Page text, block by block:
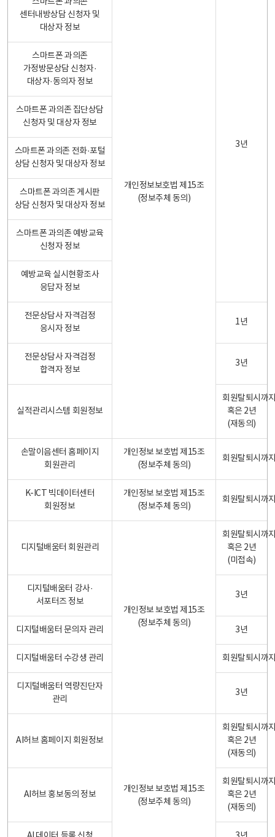
개인정보보호법 제15조
(정보주체 동의)
센터내방상담 신청자 및
대상자 정보
3년
스마트폰 과의존
가정방문상담 신청자·
대상자·동의자 정보
스마트폰 과의존 집단상담
신청자 및 대상자 정보
스마트폰 과의존 전화·포털
상담 신청자 및 대상자 정보
스마트폰 과의존 게시판
상담 신청자 및 대상자 정보
스마트폰 과의존 예방교육
신청자 정보
예방교육 실시현황조사
응답자 정보
전문상담사 자격검정
응시자 정보
1년
전문상담사 자격검정
합격자 정보
3년
실적관리시스템 회원정보
회원탈퇴시까
혹은 2년
(재동의)
손말이음센터 홈페이지
회원관리
개인정보 보호법 제15조
(정보주체 동의)
회원탈퇴시까
K-ICT 빅데이터센터
회원정보
개인정보 보호법 제15조
(정보주체 동의)
회원탈퇴시까
디지털배움터 회원관리
개인정보 보호법 제15조
(정보주체 동의)
회원탈퇴시까
혹은 2년
(미접속)
디지털배움터 강사·
서포터즈 정보
3년
디지털배움터 문의자 관리 3년
디지털배움터 수강생 관리 회원탈퇴시까
디지털배움터 역량진단자
관리
3년
AI허브 홈페이지 회원정보
개인정보 보호법 제15조
(정보주체 동의)
회원탈퇴시까
혹은 2년
(재동의)
AI허브 홍보동의 정보
회원탈퇴시까
혹은 2년
(재동의)